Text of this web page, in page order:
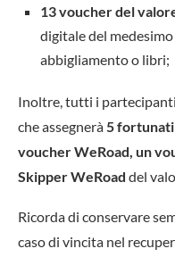
13 voucher del
digitale del
abbigliamento o libri;
Inoltre, tutti i
che assegnerà5
voucher WeRoad, un
Skipper WeRoad del
Ricorda di conservare
caso di vincita nel